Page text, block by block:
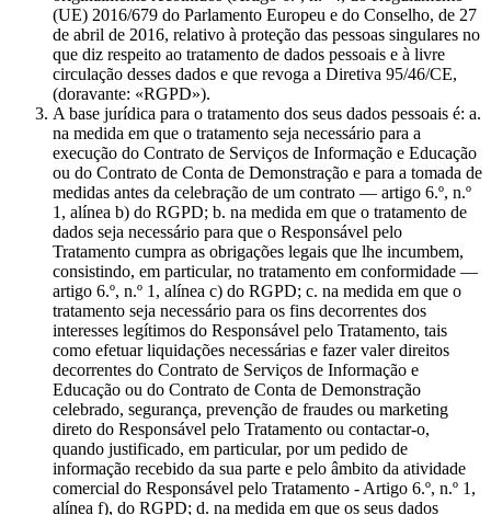
(UE) 2016/679 do Parlamento Europeu e do Conselho, de 27
de abril de 2016, relativo à proteção das pessoas singulares no
que diz respeito ao tratamento de dados pessoais e à livre
circulação desses dados e que revoga a Diretiva 95/46/CE,
(doravante: «RGPD»).
A base jurídica para o tratamento dos seus dados pessoais é: a.
na medida em que o tratamento seja necessário para a
execução do Contrato de Serviços de Informação e Educação
ou do Contrato de Conta de Demonstração e para a tomada de
medidas antes da celebração de um contrato — artigo 6.º, n.º
1, alínea b) do RGPD; b. na medida em que o tratamento de
dados seja necessário para que o Responsável pelo
Tratamento cumpra as obrigações legais que lhe incumbem,
consistindo, em particular, no tratamento em conformidade —
artigo 6.º, n.º 1, alínea c) do RGPD; c. na medida em que o
tratamento seja necessário para os fins decorrentes dos
interesses legítimos do Responsável pelo Tratamento, tais
como efetuar liquidações necessárias e fazer valer direitos
decorrentes do Contrato de Serviços de Informação e
Educação ou do Contrato de Conta de Demonstração
celebrado, segurança, prevenção de fraudes ou marketing
direto do Responsável pelo Tratamento ou contactar-o,
quando justificado, em particular, por um pedido de
informação recebido da sua parte e pelo âmbito da atividade
comercial do Responsável pelo Tratamento - Artigo 6.º, n.º 1,
alínea f), do RGPD; d. na medida em que os seus dados